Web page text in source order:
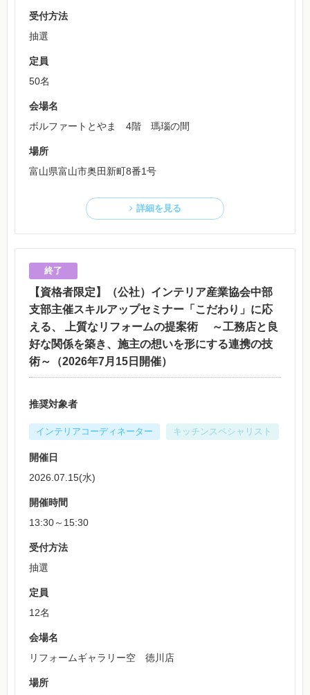
受付方法
抽選
定員
50名
会場名
ボルファートとやま 4階 瑪瑙の間
場所
富山県富山市奥田新町8番1号
詳細を見る
【資格者限定】（公社）インテリア産業協会中部
支部主催スキルアップセミナー「こだわり」に応
える、 上質なリフォームの提案術 ～工務店と良
好な関係を築き、施主の想いを形にする連携の技
術～（2026年7月15日開催）
推奨対象者
インテリアコーディネーター キッチンスペシャリスト
開催日
2026.07.15(水)
開催時間
13:30～15:30
受付方法
抽選
定員
12名
会場名
リフォームギャラリー空 徳川店
場所